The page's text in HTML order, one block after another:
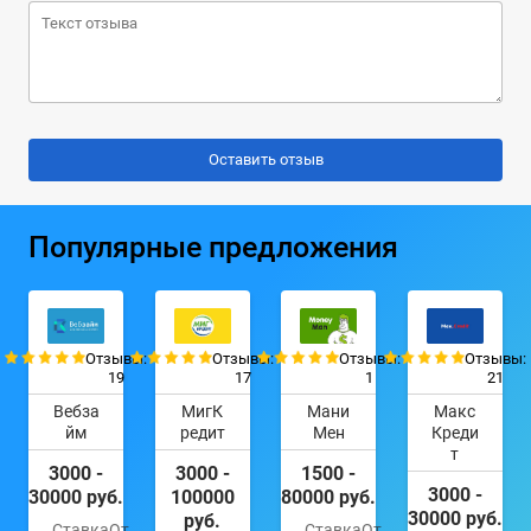
Популярные предложения
Отзывы:
19
Вебза
йм
3000 -
30000 руб.
Отзывы:
17
МигК
редит
3000 -
100000
руб.
Отзывы:
1
Мани
Мен
1500 -
80000 руб.
Отзывы:
21
Макс
Креди
т
3000 -
30000 руб.